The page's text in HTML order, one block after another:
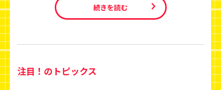
続きを読む
注目！のトピックス